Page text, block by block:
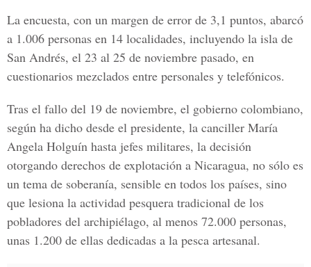
La encuesta, con un margen de error de 3,1 puntos, abarcó
a 1.006 personas en 14 localidades, incluyendo la isla de
San Andrés, el 23 al 25 de noviembre pasado, en
cuestionarios mezclados entre personales y telefónicos.
Tras el fallo del 19 de noviembre, el gobierno colombiano,
según ha dicho desde el presidente, la canciller María
Angela Holguín hasta jefes militares, la decisión
otorgando derechos de explotación a Nicaragua, no sólo es
un tema de soberanía, sensible en todos los países, sino
que lesiona la actividad pesquera tradicional de los
pobladores del archipiélago, al menos 72.000 personas,
unas 1.200 de ellas dedicadas a la pesca artesanal.